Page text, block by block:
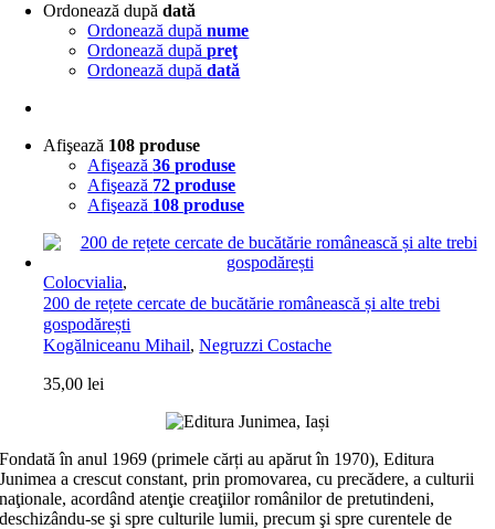
Ordonează dupădată
Ordonează dupănume
Ordonează dupăpreţ
Ordonează dupădată
Afişează 108 produse
Afişează36 produse
Afişează 72 produse
Afişează 108 produse
Colocvialia,
200 de rețete cercate de bucătărie românească și alte trebi
gospodărești
Kogălniceanu Mihail,Negruzzi Costache
35,00lei
Fondată în anul 1969 (primele cărți au apărut în 1970), Editura
Junimea a crescut constant, prin promovarea, cu precădere, a culturii
naţionale, acordând atenţie creaţiilor românilor de pretutindeni,
deschizându-se şi spre culturile lumii, precum şi spre curentele de